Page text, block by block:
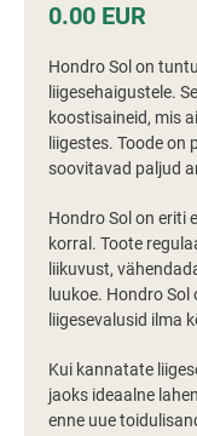
0.00 EUR
Hondro Sol on
liigesehaigustele.
koostisaineid, mis
liigestes. Toode
soovitavad paljud
Hondro Sol on eriti
korral. Toote
liikuvust,
luukoe. Hondro
liigesevalusid ilma
Kui kannatate
jaoks ideaalne
enne uue